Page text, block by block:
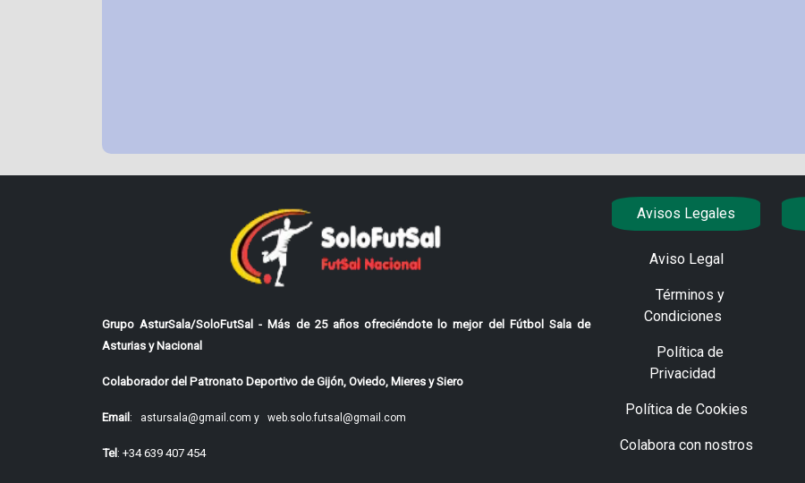
Grupo AsturSala/SoloFutSal - Más de 25 años ofreciéndote lo mejor del Fútbol Sala de
Asturias y Nacional
Colaborador del Patronato Deportivo de Gijón, Oviedo, Mieres y Siero
Email : astursala@gmail.com y web.solo.futsal@gmail.com
Tel : +34 639 407 454
Avisos Legales
Aviso Legal
Términos y
Condiciones
Política de
Privacidad
Política de Cookies
Colabora con nostros